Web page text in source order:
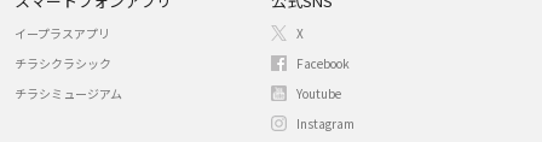
イープラスアプリ
チラシクラシック
チラシミュージアム
X
Facebook
Youtube
Instagram